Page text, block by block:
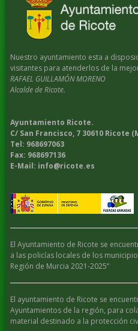
Nuestro ayuntamiento esta a
visitantes para atenderlos de la
RAFAEL GUILLAMÓN MORENO
Alcalde de Ricote.
Ayuntamiento Ricote.
C/ San Francisco, 7 30610 Ricote
Tel: 968697063
Fax: 968697136
E-Mail: info@ricote.es
El Ayuntamiento de Ricote se
a las policías locales de los
Región de Murcia 2021-2025”
El ayuntamiento de Ricote se
Ayuntamientos de la región, para
material destinado a la protección